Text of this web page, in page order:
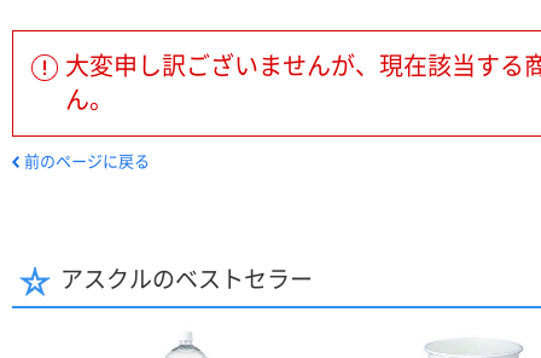
大変申し訳ございませんが、現在該当する
ん。
前のページに戻る
アスクルのベストセラー